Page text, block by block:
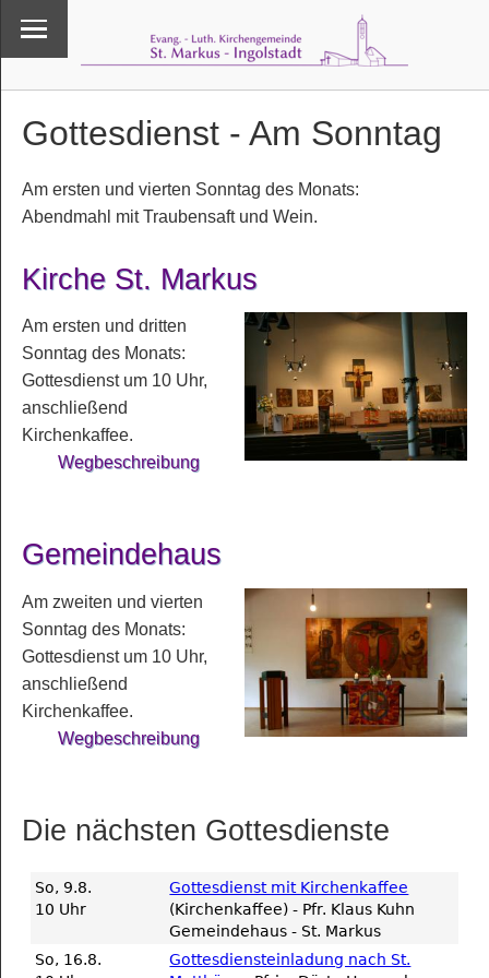
Gottesdienst - Am Sonntag
Am ersten und vierten Sonntag des Monats:
Abendmahl mit Traubensaft und Wein.
Kirche St. Markus
Am ersten und dritten
Sonntag des Monats:
Gottesdienst um 10 Uhr,
anschließend
Kirchenkaffee.
Wegbeschreibung
Gemeindehaus
Am zweiten und vierten
Sonntag des Monats:
Gottesdienst um 10 Uhr,
anschließend
Kirchenkaffee.
Wegbeschreibung
Die nächsten Gottesdienste